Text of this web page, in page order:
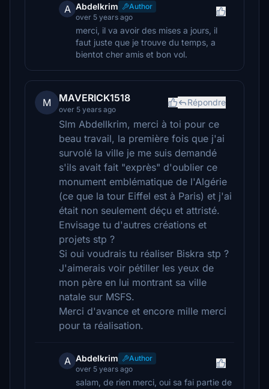
A Abdelkrim
Author
over 5 years ago
merci, il va avoir des mises a jours, il
faut juste que je trouve du temps, a
bientot cher amis et bon vol.
M MAVERICK1518
over 5 years ago
Répondre
Slm Abdellkrim, merci à toi pour ce
beau travail, la première fois que j'ai
survolé la ville je me suis demandé
s'ils avait fait "exprès" d'oublier ce
monument emblématique de l'Algérie
(ce que la tour Eiffel est à Paris) et j'ai
était non seulement déçu et attristé.
Envisage tu d'autres créations et
projets stp ?
Si oui voudrais tu réaliser Biskra stp ?
J'aimerais voir pétiller les yeux de
mon père en lui montrant sa ville
natale sur MSFS.
Merci d'avance et encore mille merci
pour ta réalisation.
A Abdelkrim
Author
over 5 years ago
salam, de rien merci, oui sa fai partie de